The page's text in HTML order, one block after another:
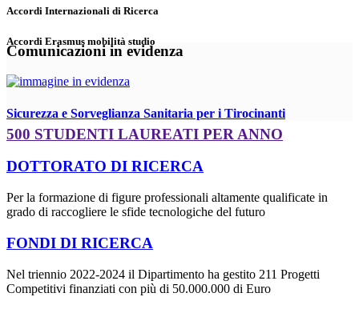
Accordi Internazionali di Ricerca
Accordi Erasmus mobilità studio
Comunicazioni in evidenza
Sicurezza e Sorveglianza Sanitaria per i Tirocinanti
500 STUDENTI LAUREATI PER ANNO
DOTTORATO DI RICERCA
Per la formazione di figure professionali altamente qualificate in
grado di raccogliere le sfide tecnologiche del futuro
FONDI DI RICERCA
Nel triennio 2022-2024 il Dipartimento ha gestito 211 Progetti
Competitivi finanziati con più di 50.000.000 di Euro